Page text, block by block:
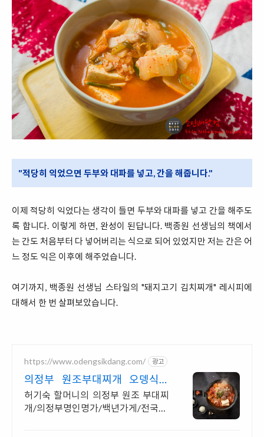
"적당히 익었으면 두부와 대파를 넣고, 간을 해줍니다."
이제 적당히 익었다는 생각이 들면 두부와 대파를 넣고 간을 해주도
록 합니다. 이렇게 하면, 완성이 된답니다. 백종원 선생님의 책에서
는 간도 처음부터 다 넣어버리는 식으로 되어 있었지만 저는 간은 어
느 정도 익은 이후에 해주었습니다.
여기까지, 백종원 선생님 스타일의 "돼지고기 김치찌개" 레시피에
대해서 한 번 살펴보았습니다.
https://www.odengsikdang.com/ 광고
의정부 원조부대찌개 오뎅식당
의정부 명인명가 제1호
허기숙 할머니의 의정부 원조 부대찌
개/의정부명인명가/백년가게/전국택